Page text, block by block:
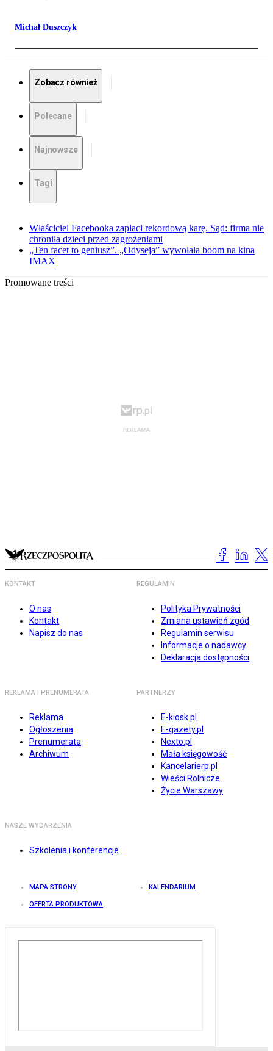
Michał Duszczyk
Zobacz również
Polecane
Najnowsze
Tagi
Właściciel Facebooka zapłaci rekordową karę. Sąd: firma nie
chroniła dzieci przed zagrożeniami
„Ten facet to geniusz”. „Odyseja” wywołała boom na kina
IMAX
Promowane treści
KONTAKT
O nas
Kontakt
Napisz do nas
REGULAMIN
Polityka Prywatności
Zmiana ustawień zgód
Regulamin serwisu
Informacje o nadawcy
Deklaracja dostępności
REKLAMA I PRENUMERATA
Reklama
Ogłoszenia
Prenumerata
Archiwum
PARTNERZY
E-kiosk.pl
E-gazety.pl
Nexto.pl
Mała księgowość
Kancelarierp.pl
Wieści Rolnicze
Życie Warszawy
NASZE WYDARZENIA
Szkolenia i konferencje
MAPA STRONY KALENDARIUM
OFERTA PRODUKTOWA